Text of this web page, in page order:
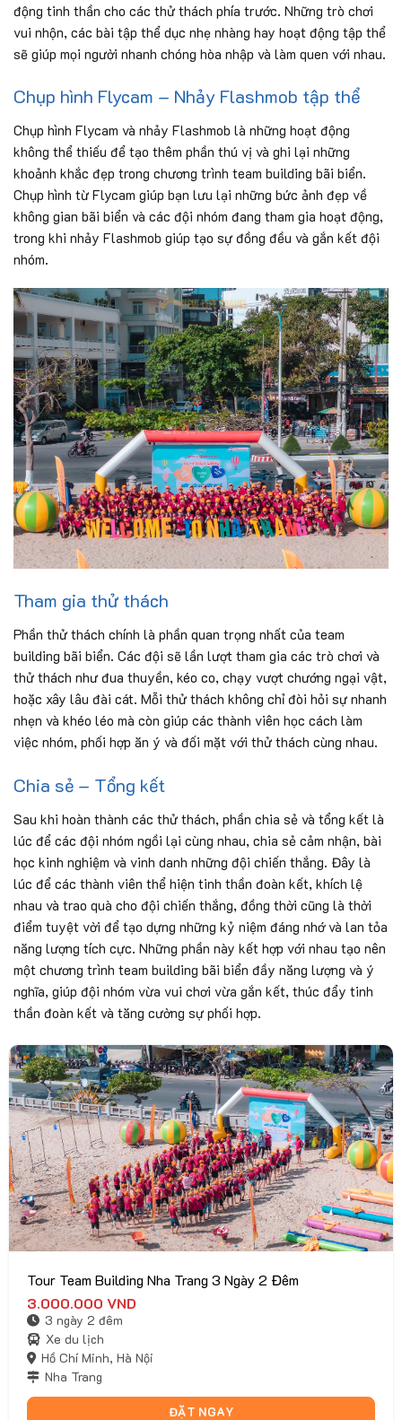
động tinh thần cho các thử thách phía trước. Những trò chơi
vui nhộn, các bài tập thể dục nhẹ nhàng hay hoạt động tập thể
sẽ giúp mọi người nhanh chóng hòa nhập và làm quen với nhau.
Chụp hình Flycam – Nhảy Flashmob tập thể
Chụp hình Flycam và nhảy Flashmob là những hoạt động
không thể thiếu để tạo thêm phần thú vị và ghi lại những
khoảnh khắc đẹp trong chương trình team building bãi biển.
Chụp hình từ Flycam giúp bạn lưu lại những bức ảnh đẹp về
không gian bãi biển và các đội nhóm đang tham gia hoạt động,
trong khi nhảy Flashmob giúp tạo sự đồng đều và gắn kết đội
nhóm.
Tham gia thử thách
Phần thử thách chính là phần quan trọng nhất của team
building bãi biển. Các đội sẽ lần lượt tham gia các trò chơi và
thử thách như đua thuyền, kéo co, chạy vượt chướng ngại vật,
hoặc xây lâu đài cát. Mỗi thử thách không chỉ đòi hỏi sự nhanh
nhẹn và khéo léo mà còn giúp các thành viên học cách làm
việc nhóm, phối hợp ăn ý và đối mặt với thử thách cùng nhau.
Chia sẻ – Tổng kết
Sau khi hoàn thành các thử thách, phần chia sẻ và tổng kết là
lúc để các đội nhóm ngồi lại cùng nhau, chia sẻ cảm nhận, bài
học kinh nghiệm và vinh danh những đội chiến thắng. Đây là
lúc để các thành viên thể hiện tinh thần đoàn kết, khích lệ
nhau và trao quà cho đội chiến thắng, đồng thời cũng là thời
điểm tuyệt vời để tạo dựng những kỷ niệm đáng nhớ và lan tỏa
năng lượng tích cực. Những phần này kết hợp với nhau tạo nên
một chương trình team building bãi biển đầy năng lượng và ý
nghĩa, giúp đội nhóm vừa vui chơi vừa gắn kết, thúc đẩy tinh
thần đoàn kết và tăng cường sự phối hợp.
ĐẶT NGAY
Tour Team Building Nha Trang 3 Ngày 2 Đêm
3.000.000 VND
3 ngày 2 đêm
Xe du lịch
Hồ Chí Minh, Hà Nội
Nha Trang